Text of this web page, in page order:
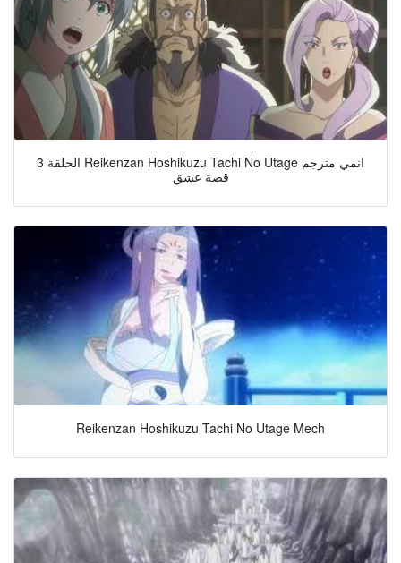
الحلقة 3 Reikenzan Hoshikuzu Tachi No Utage انمي مترجم
قصة عشق
Reikenzan Hoshikuzu Tachi No Utage Mech